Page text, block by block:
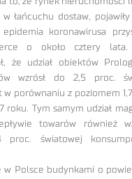
łańcuchu dostaw,
koronawirusa
o około cztery lata.
że udział obiektów
wzrósł do 2,5 proc.
porównaniu z poziomem
roku. Tym samym udział
towarów również
proc. światowej
w Polsce budynkami o